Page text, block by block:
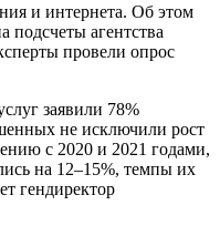
и интернета. Об этом
подсчеты агентства
провели опрос
заявили 78%
не исключили рост
с 2020 и 2021 годами,
на 12–15%, темпы их
гендиректор